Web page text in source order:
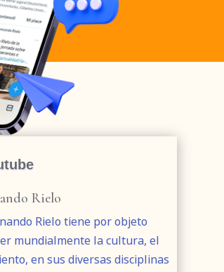
Rielo
Rielo tiene por objeto
mundialmente la cultura, el
en sus diversas disciplinas